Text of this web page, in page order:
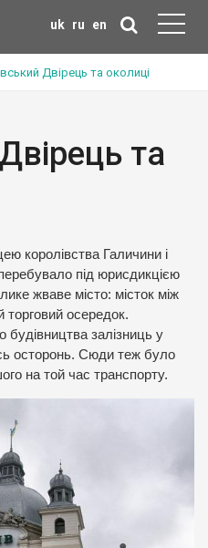
uk ru en
Двірець та околиці
та
королівства Галичини і
під юрисдикцією
жваве місто: місток між
осередок.
будівництва залізниць у
осторонь. Сюди теж було
на той час транспорту.